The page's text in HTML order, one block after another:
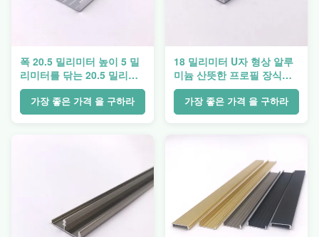
폭 20.5 밀리미터 높이 5 밀
리미터를 닦는 20.5 밀리미
터 U자 형상 알루미늄 프로
파일
가장 좋은 가격 을 구하라
18 밀리미터 U자 형상 알루
미늄 산뜻한 프로필 장식적
면취가공하는 타일
가장 좋은 가격 을 구하라